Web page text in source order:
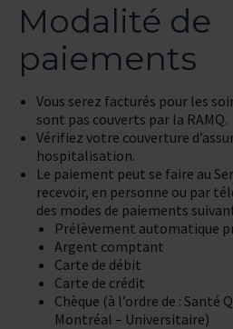
Modalité de
paiements
Vous serez facturés pour les
sont pas couverts par la RAMQ.
Vérifiez votre couverture
hospitalisation.
Le paiement peut se faire au
recevoir, en personne ou par
des modes de paiements
Prélèvement automatique
Argent comptant
Carte de débit
Carte de crédit
Chèque (à l’ordre de : Santé
Montréal – Universitaire)